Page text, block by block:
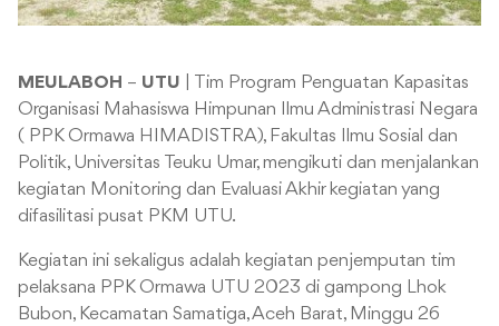
MEULABOH – UTU | Tim Program Penguatan Kapasitas
Organisasi Mahasiswa Himpunan Ilmu Administrasi Negara
( PPK Ormawa HIMADISTRA), Fakultas Ilmu Sosial dan
Politik, Universitas Teuku Umar, mengikuti dan menjalankan
kegiatan Monitoring dan Evaluasi Akhir kegiatan yang
difasilitasi pusat PKM UTU.
Kegiatan ini sekaligus adalah kegiatan penjemputan tim
pelaksana PPK Ormawa UTU 2023 di gampong Lhok
Bubon, Kecamatan Samatiga, Aceh Barat, Minggu 26